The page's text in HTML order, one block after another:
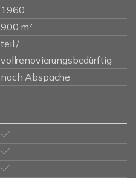
1960
900 m²
teil /
vollrenovierungsbedürftig
nach Abspache